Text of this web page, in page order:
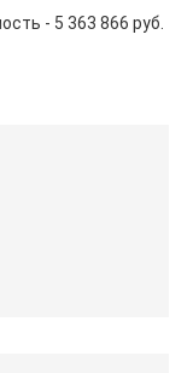
- 5 363 866 руб.